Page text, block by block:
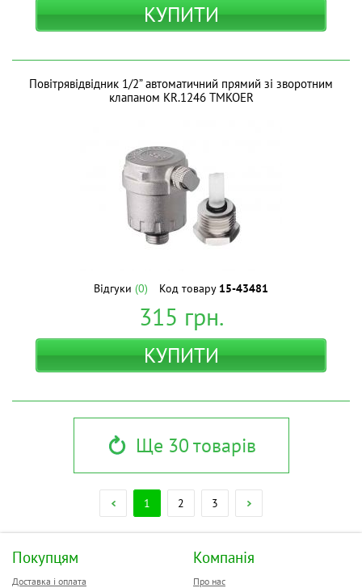
КУПИТИ
Повітрявідвідник 1/2” автоматичний прямий зі зворотним
клапаном KR.1246 ТМKOER
Відгуки (0) Код товару 15-43481
315 грн.
КУПИТИ
Ще 30 товарів
1 2 3
Покупцям
Доставка і оплата
Компанія
Про нас